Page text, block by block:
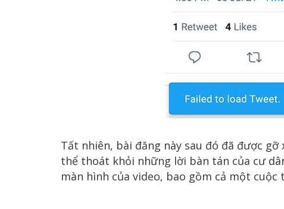
Tất nhiên, bài đăng này sau đó đã được
thể thoát khỏi những lời bàn tán của cư
màn hình của video, bao gồm cả một cuộc